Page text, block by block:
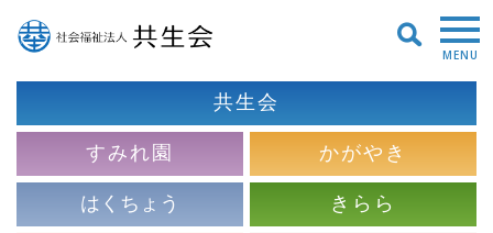
MENU
共生会
すみれ園
かがやき
はくちょう
きらら